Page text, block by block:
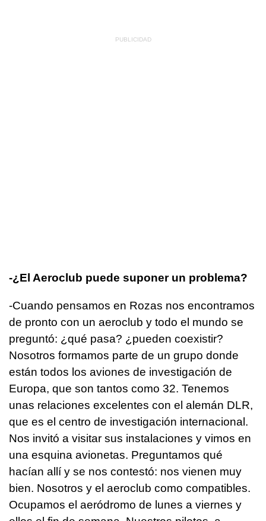
-¿El Aeroclub puede suponer un problema?
-Cuando pensamos en Rozas nos encontramos
de pronto con un aeroclub y todo el mundo se
preguntó: ¿qué pasa? ¿pueden coexistir?
Nosotros formamos parte de un grupo donde
están todos los aviones de investigación de
Europa, que son tantos como 32. Tenemos
unas relaciones excelentes con el alemán DLR,
que es el centro de investigación internacional.
Nos invitó a visitar sus instalaciones y vimos en
una esquina avionetas. Preguntamos qué
hacían allí y se nos contestó: nos vienen muy
bien. Nosotros y el aeroclub como compatibles.
Ocupamos el aeródromo de lunes a viernes y